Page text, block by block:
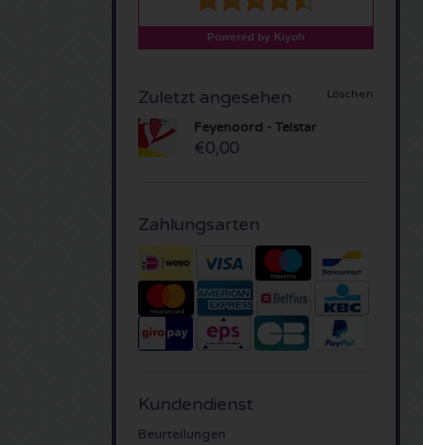
Zuletzt angesehen Löschen
Feyenoord - Telstar
€0,00
Zahlungsarten
Kundendienst
Beurteilungen